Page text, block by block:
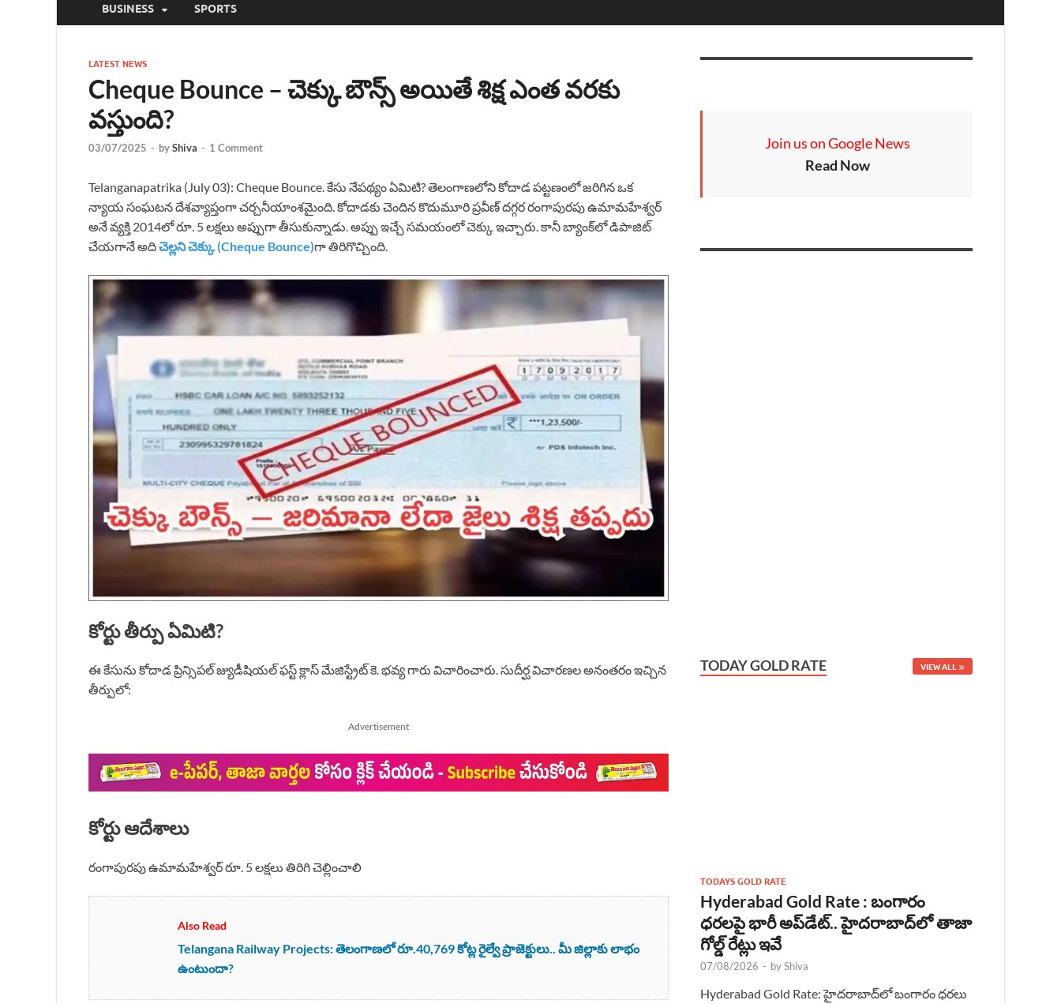
BUSINESS SPORTS
LATEST NEWS
Cheque Bounce – చెక్కు బౌన్స్ అయితే శిక్ష ఎంత వరకు
వస్తుంది?
03/07/2025 - byShiva - 1 Comment
Telanganapatrika (July 03): Cheque Bounce. కేసు నేపథ్యం ఏమిటి? తెలంగాణలోని కోదాడ పట్టణంలో జరిగిన ఒక
న్యాయ సంఘటన దేశవ్యాప్తంగా చర్చనీయాంశమైంది. కోదాడకు చెందిన కొదుమూరి ప్రవీణ్ దగ్గర రంగాపురపు ఉమామహేశ్వర్
అనే వ్యక్తి 2014లో రూ. 5 లక్షలు అప్పుగా తీసుకున్నాడు. అప్పు ఇచ్చే సమయంలో చెక్కు ఇచ్చారు. కానీ బ్యాంక్‌లో డిపాజిట్
చేయగానే అదిచెల్లని చెక్కు (Cheque Bounce)గా తిరిగొచ్చింది.
కోర్టు తీర్పు ఏమిటి?
ఈ కేసును కోదాడ ప్రిన్సిపల్ జ్యుడీషియల్ ఫస్ట్ క్లాస్ మేజిస్ట్రేట్ కె. భవ్య గారు విచారించారు. సుదీర్ఘ విచారణల అనంతరం ఇచ్చిన
తీర్పులో:
Advertisement
కోర్టు ఆదేశాలు
రంగాపురపు ఉమామహేశ్వర్ రూ. 5 లక్షలు తిరిగి చెల్లించాలి
Also Read
Telangana Railway Projects: తెలంగాణలో రూ.40,769 కోట్ల రైల్వే ప్రాజెక్టులు.. మీ జిల్లాకు లాభం
ఉంటుందా?
Join us on Google News
Read Now
TODAY GOLD RATE VIEW ALL
TODAYS GOLD RATE
Hyderabad Gold Rate : బంగారం
ధరలపై భారీ అప్‌డేట్.. హైదరాబాద్‌లో తాజా
గోల్డ్ రేట్లు ఇవే
07/08/2026 - byShiva
Hyderabad Gold Rate: హైదరాబాద్‌లో బంగారం ధరలు